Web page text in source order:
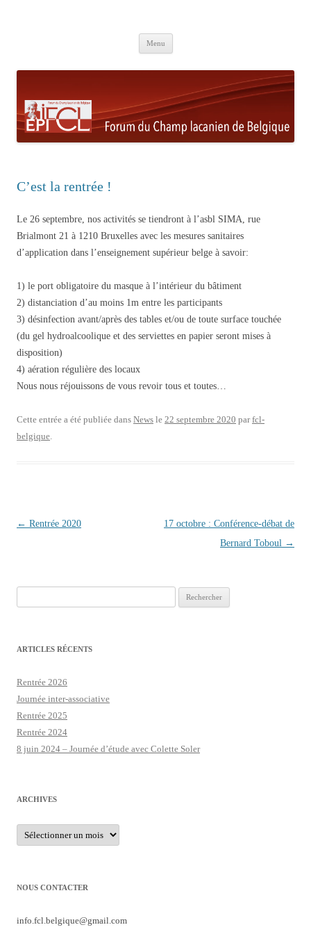
Menu
C’est la rentrée !
Le 26 septembre, nos activités se tiendront à l’asbl SIMA, rue
Brialmont 21 à 1210 Bruxelles avec les mesures sanitaires
d’application dans l’enseignement supérieur belge à savoir:
1) le port obligatoire du masque à l’intérieur du bâtiment
2) distanciation d’au moins 1m entre les participants
3) désinfection avant/après des tables et/ou de toute surface touchée
(du gel hydroalcoolique et des serviettes en papier seront mises à
disposition)
4) aération régulière des locaux
Nous nous réjouissons de vous revoir tous et toutes…
Cette entrée a été publiée dans News le 22 septembre 2020 parfcl-
belgique.
Navigation des articles
← Rentrée 2020
17 octobre : Conférence-débat de
Bernard Toboul →
ARTICLES RÉCENTS
Rentrée 2026
Journée inter-associative
Rentrée 2025
Rentrée 2024
8 juin 2024 – Journée d’étude avec Colette Soler
ARCHIVES
Archives
NOUS CONTACTER
info.fcl.belgique@gmail.com